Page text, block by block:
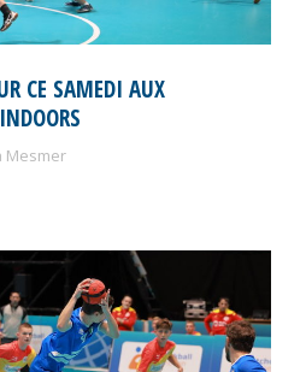
CE SAMEDI AUX
Mesmer